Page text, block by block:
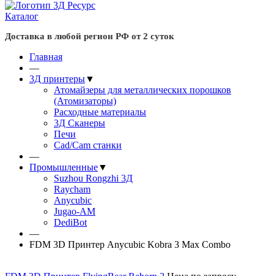
Каталог
Доставка в любой регион РФ от 2 суток
Главная
—
3Д принтеры▼
Атомайзеры для металлических порошков
(Атомизаторы)
Расходные материалы
3Д Сканеры
Печи
Cad/Cam станки
—
Промышленные▼
Suzhou Rongzhi 3Д
Raycham
Anycubic
Jugao-AM
DediBot
—
FDM 3D Принтер Anycubic Kobra 3 Max Combo